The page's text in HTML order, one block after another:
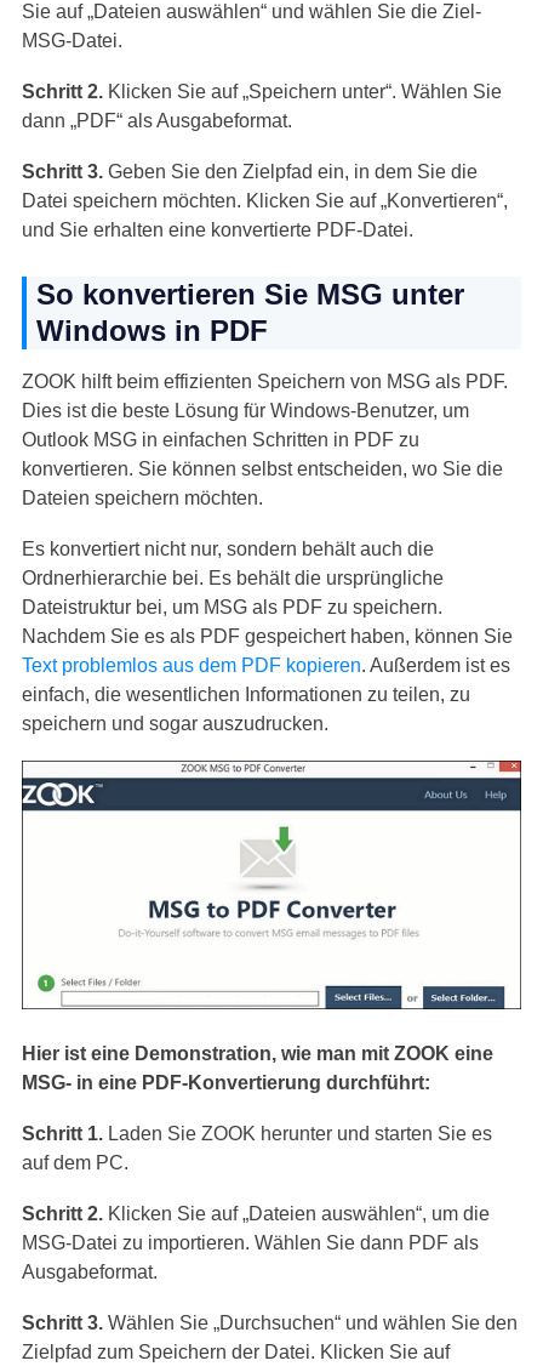
Sie auf „Dateien auswählen“ und wählen Sie die Ziel-
MSG-Datei.
Schritt 2.Klicken Sie auf „Speichern unter“. Wählen Sie
dann „PDF“ als Ausgabeformat.
Schritt 3.Geben Sie den Zielpfad ein, in dem Sie die
Datei speichern möchten. Klicken Sie auf „Konvertieren“,
und Sie erhalten eine konvertierte PDF-Datei.
So konvertieren Sie MSG unter
Windows in PDF
ZOOK hilft beim effizienten Speichern von MSG als PDF.
Dies ist die beste Lösung für Windows-Benutzer, um
Outlook MSG in einfachen Schritten in PDF zu
konvertieren. Sie können selbst entscheiden, wo Sie die
Dateien speichern möchten.
Es konvertiert nicht nur, sondern behält auch die
Ordnerhierarchie bei. Es behält die ursprüngliche
Dateistruktur bei, um MSG als PDF zu speichern.
Nachdem Sie es als PDF gespeichert haben, können Sie
Text problemlos aus dem PDF kopieren. Außerdem ist es
einfach, die wesentlichen Informationen zu teilen, zu
speichern und sogar auszudrucken.
Hier ist eine Demonstration, wie man mit ZOOK eine
MSG- in eine PDF-Konvertierung durchführt:
Schritt 1.Laden Sie ZOOK herunter und starten Sie es
auf dem PC.
Schritt 2.Klicken Sie auf „Dateien auswählen“, um die
MSG-Datei zu importieren. Wählen Sie dann PDF als
Ausgabeformat.
Schritt 3.Wählen Sie „Durchsuchen“ und wählen Sie den
Zielpfad zum Speichern der Datei. Klicken Sie auf